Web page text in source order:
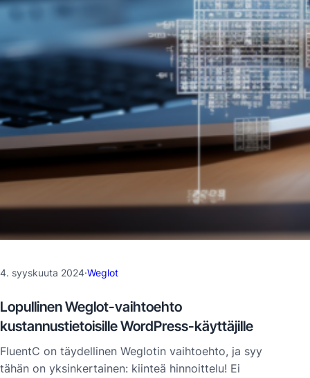
4. syyskuuta 2024·Weglot
Lopullinen Weglot-vaihtoehto
kustannustietoisille WordPress-käyttäjille
FluentC on täydellinen Weglotin vaihtoehto, ja syy
tähän on yksinkertainen: kiinteä hinnoittelu! Ei